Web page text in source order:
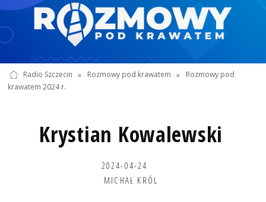
Radio Szczecin » Rozmowy pod krawatem »
Rozmowy pod
krawatem 2024 r.
Krystian Kowalewski
2024-04-24
MICHAŁ KRÓL